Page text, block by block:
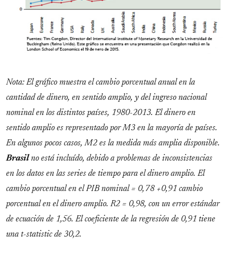
Nota: El gráfico muestra el cambio porcentual anual en la
cantidad de dinero, en sentido amplio, y del ingreso nacional
nominal en los distintos países, 1980-2013. El dinero en
sentido amplio es representado por M3 en la mayoría de países.
En algunos pocos casos, M2 es la medida más amplia disponible.
Brasil no está incluído, debido a problemas de inconsistencias
en los datos en las series de tiempo para el dinero amplio. El
cambio porcentual en el PIB nominal = 0,78 +0,91 cambio
porcentual en el dinero amplio. R2 = 0,98, con un error estándar
de ecuación de 1,56. El coeficiente de la regresión de 0,91 tiene
una t-statistic de 30,2.